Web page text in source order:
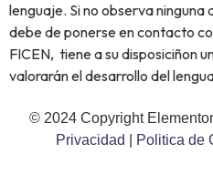
lenguaje. Si no observa
debe de ponerse en contacto
FICEN, tiene a su disposiciñon
valorarán el desarrollo del
© 2024 Copyright Elementor
Privacidad
Politica de